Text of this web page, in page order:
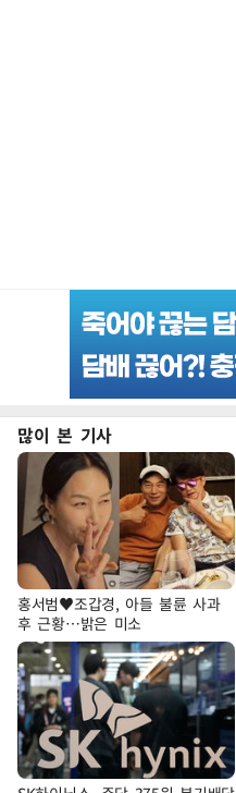
많이 본 기사
홍서범♥조갑경, 아들 불륜 사과
후 근황…밝은 미소